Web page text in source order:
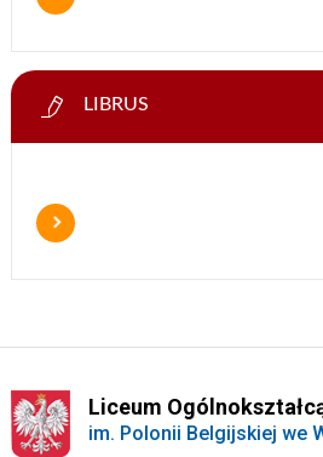
LIBRUS
Liceum
im. Polonii Belgijskiej we